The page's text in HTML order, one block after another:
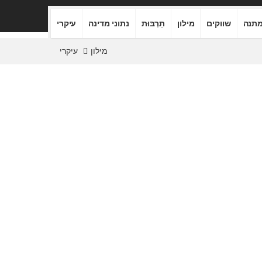
עיקרי נתוני מדינה תַרְבּוּת מילון שווקים
עיקרי מילון